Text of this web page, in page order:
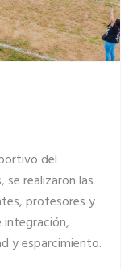
del
realizaron las
profesores y
y esparcimiento.
2022